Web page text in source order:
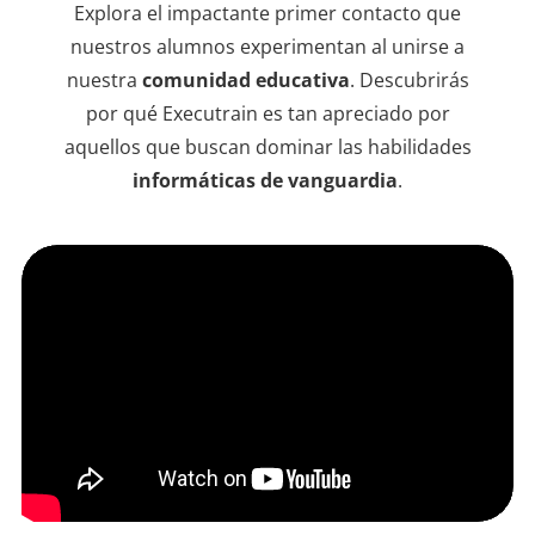
Explora el impactante primer contacto que
nuestros alumnos experimentan al unirse a
nuestra comunidad educativa. Descubrirás
por qué Executrain es tan apreciado por
aquellos que buscan dominar las habilidades
informáticas de vanguardia.